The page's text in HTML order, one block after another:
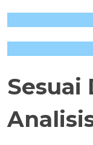
Sesuai